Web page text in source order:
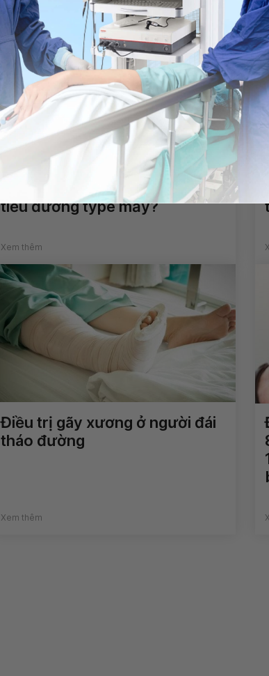
Chỉ số đường huyết 6,6 mol là
tiểu đường type mấy?
Xem thêm
Điều trị gãy xương ở người đái
tháo đường
Xem thêm